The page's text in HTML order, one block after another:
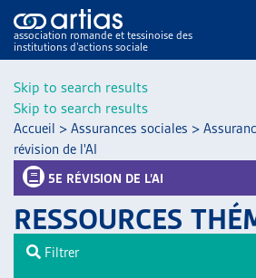
Skip to search results
Skip to search results
association romande et tessinoise des
institutions d’actions sociale
NOS PUBLICATIONS
ARTICLES
Accueil > Assurances sociales >
révision de l'AI
5E RÉVISION DE L’AI
RESSOURCES
Filtrer